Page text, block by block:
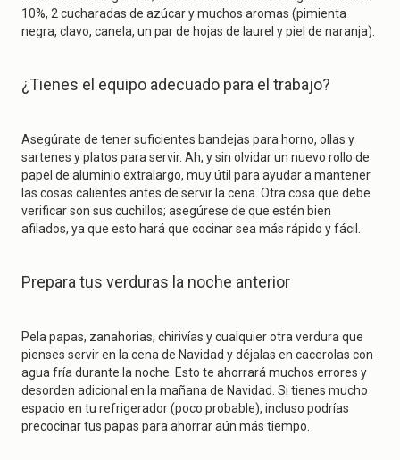
10%, 2 cucharadas de azúcar y muchos aromas (pimienta
negra, clavo, canela, un par de hojas de laurel y piel de naranja).
¿Tienes el equipo adecuado para el trabajo?
Asegúrate de tener suficientes bandejas para horno, ollas y
sartenes y platos para servir. Ah, y sin olvidar un nuevo rollo de
papel de aluminio extralargo, muy útil para ayudar a mantener
las cosas calientes antes de servir la cena. Otra cosa que debe
verificar son sus cuchillos; asegúrese de que estén bien
afilados, ya que esto hará que cocinar sea más rápido y fácil.
Prepara tus verduras la noche anterior
Pela papas, zanahorias, chirivías y cualquier otra verdura que
pienses servir en la cena de Navidad y déjalas en cacerolas con
agua fría durante la noche. Esto te ahorrará muchos errores y
desorden adicional en la mañana de Navidad. Si tienes mucho
espacio en tu refrigerador (poco probable), incluso podrías
precocinar tus papas para ahorrar aún más tiempo.